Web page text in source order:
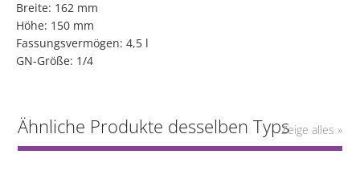
Breite: 162 mm
Höhe: 150 mm
Fassungsvermögen: 4,5 l
GN-Größe: 1/4
Ähnliche Produkte desselben TypsZeige alles »